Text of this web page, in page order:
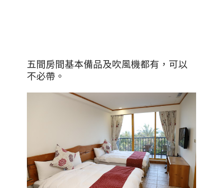
五間房間基本備品及吹風機都有，可以
不必帶。